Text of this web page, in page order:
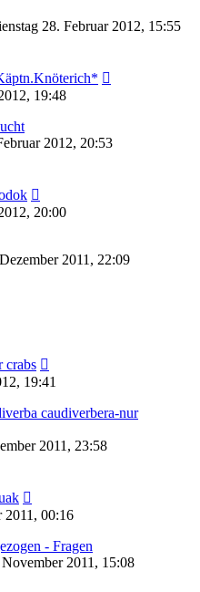
28. Februar 2012, 15:55
19:48
2012, 20:53
20:00
2011, 22:09
crabs
19:41
caudiverbera-nur
2011, 23:58
2011, 00:16
- Fragen
2011, 15:08